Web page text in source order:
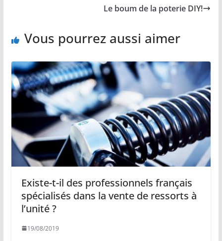
Le boum de la poterie DIY!
Vous pourrez aussi aimer
Existe-t-il des professionnels français
spécialisés dans la vente de ressorts à
l’unité ?
19/08/2019